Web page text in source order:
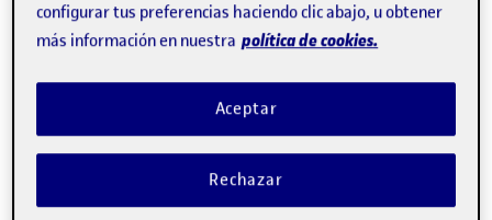
relaciones institucionales, y fortaleciendo el desarrollo de
la educación superior del estudiantado de América
Latina.
Invergy B. Side, SL - sociedad
unipersonal
configurar tus preferencias haciendo clic abajo, u obtener
más información en nuestra política de cookies.
Rechazar
Aceptar